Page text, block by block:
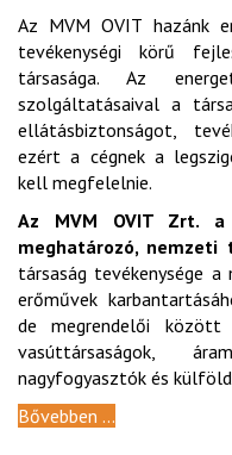
Az MVM OVIT hazánk
tevékenységi körű
társasága. Az
szolgáltatásaival a
ellátásbiztonságot,
ezért a cégnek a
kell megfelelnie.
Az MVM OVIT Zrt.
meghatározó, nemzeti
társaság tevékenysége
erőművek
de megrendelői között
vasúttársaságok,
nagyfogyasztók és
Bővebben ...